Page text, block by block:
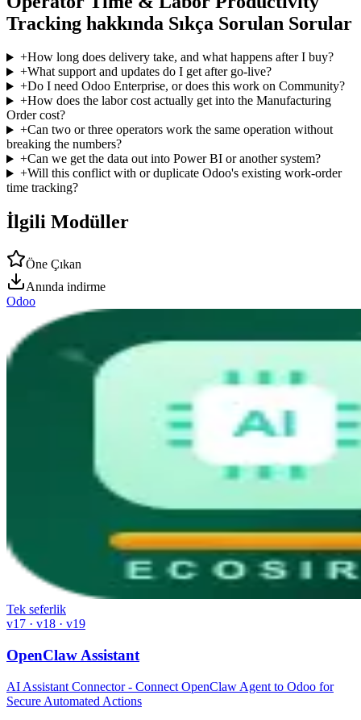
Tracking hakkında Sıkça Sorulan Sorular
+How long does delivery take, and what happens after I buy?
+What support and updates do I get after go-live?
+Do I need Odoo Enterprise, or does this work on Community?
+How does the labor cost actually get into the Manufacturing
Order cost?
+Can two or three operators work the same operation without
breaking the numbers?
+Can we get the data out into Power BI or another system?
+Will this conflict with or duplicate Odoo's existing work-order
time tracking?
İlgili Modüller
Öne Çıkan
Anında indirme
Odoo
Tek seferlik
v17 · v18 · v19
OpenClaw Assistant
AI Assistant Connector - Connect OpenClaw Agent to Odoo for
Secure Automated Actions